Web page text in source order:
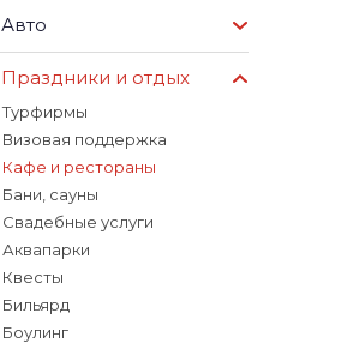
Авто
Праздники и отдых
Турфирмы
Визовая поддержка
Кафе и рестораны
Бани, сауны
Свадебные услуги
Аквапарки
Квесты
Бильярд
Боулинг